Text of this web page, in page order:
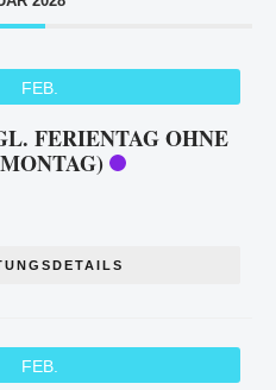
FEB.
FERIENTAG OHNE
FEB.